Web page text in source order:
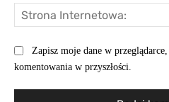
Zapisz moje dane w
komentowania w przyszłości.